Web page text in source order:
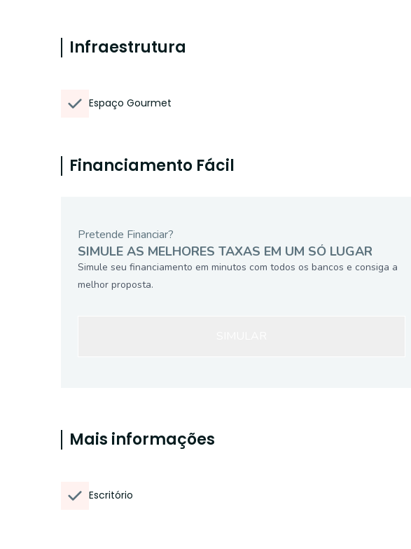
Infraestrutura
Espaço Gourmet
Financiamento Fácil
Pretende Financiar?
SIMULE AS MELHORES TAXAS EM UM SÓ LUGAR
Simule seu financiamento em minutos com todos os bancos e consiga a
melhor proposta.
Mais informações
Escritório